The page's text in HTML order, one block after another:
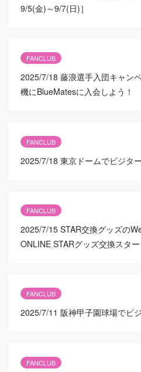
9/5(金)～9/7(日)］
FANCLUB
2025/7/18 藤浪選手入団キャン
機にBlueMatesに入会しよう！
FANCLUB
2025/7/18 東京ドームでビジタ
FANCLUB
2025/7/15 STAR交換グッズの
ONLINE STARグッズ交換スター
FANCLUB
2025/7/11 阪神甲子園球場でビ
FANCLUB